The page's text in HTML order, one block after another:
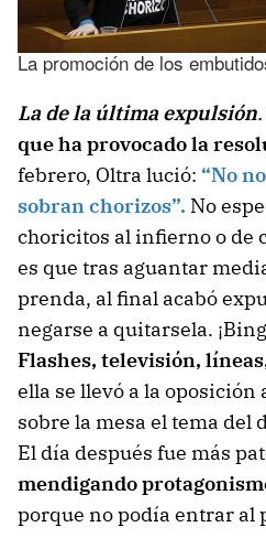
La promoción de los
La de la última expulsión.
que ha provocado la
febrero, Oltra lució: “No
sobran chorizos”. No
choricitos al infierno o de
es que tras aguantar
prenda, al final acabó
negarse a quitarsela.
Flashes, televisión,
ella se llevó a la
sobre la mesa el tema del
El día después fue más
mendigando
porque no podía entrar al